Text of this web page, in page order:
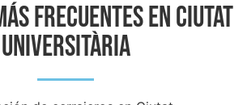
FRECUENTES EN Ciutat
Universitària